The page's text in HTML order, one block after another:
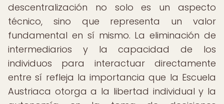
descentralización no solo es un aspecto
técnico, sino que representa un valor
fundamental en sí mismo. La eliminación de
intermediarios y la capacidad de los
individuos para interactuar directamente
entre sí refleja la importancia que la Escuela
Austriaca otorga a la libertad individual y la